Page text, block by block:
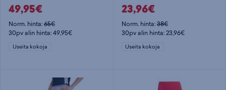
49,95€
Norm. hinta:65€
30pv alin hinta: 49,95€
Useita kokoja
23,96€
Norm. hinta:38€
30pv alin hinta: 23,96€
Useita kokoja